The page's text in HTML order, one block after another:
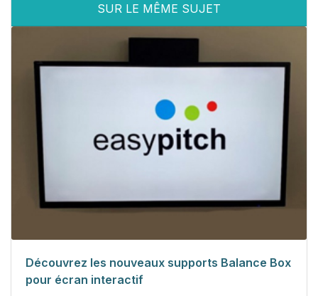
SUR LE MÊME SUJET
Découvrez les nouveaux supports Balance Box
pour écran interactif